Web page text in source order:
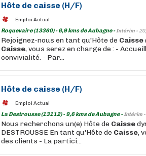
Hôte de caisse (H/F)
Emploi Actual
Roquevaire (13360) - 6,9 kms de Aubagne -Intérim -
Rejoignez-nous en tant qu'Hôte de Caisse
Caisse, vous serez en charge de : -
convivialité. - Par...
Hôte de caisse (H/F)
Emploi Actual
La Destrousse (13112) - 9,6 kms de Aubagne -Intérim -
Nous recherchons un(e) Hôte de Caisse
DESTROUSSE En tant qu'Hôte de Caisse,
des clients - La partici...